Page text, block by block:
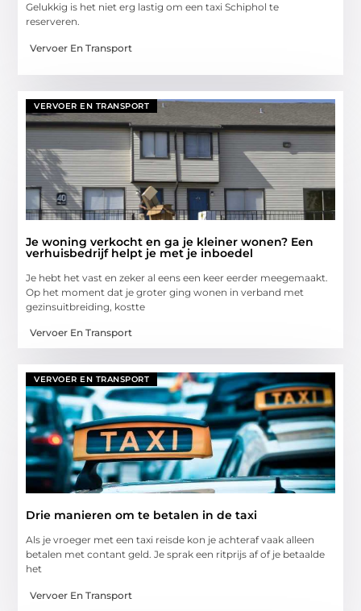
Gelukkig is het niet erg lastig om een taxi Schiphol te
reserveren.
Vervoer En Transport
VERVOER EN TRANSPORT
Je woning verkocht en ga je kleiner wonen? Een
verhuisbedrijf helpt je met je inboedel
Je hebt het vast en zeker al eens een keer eerder meegemaakt.
Op het moment dat je groter ging wonen in verband met
gezinsuitbreiding, kostte
Vervoer En Transport
VERVOER EN TRANSPORT
Drie manieren om te betalen in de taxi
Als je vroeger met een taxi reisde kon je achteraf vaak alleen
betalen met contant geld. Je sprak een ritprijs af of je betaalde
het
Vervoer En Transport